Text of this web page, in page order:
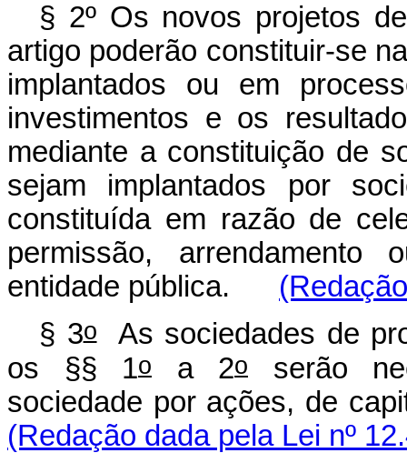
§ 2º Os novos projetos
artigo poderão constituir-se
implantados ou em
investimentos e os
mediante a constituição de
sejam implantados por
constituída em razão de
permissão,
entidade pública.
§ 3oAs sociedades de
os §§ 1o a 2o
serão
sociedade por ações,
(Redação dada pela Lei nº